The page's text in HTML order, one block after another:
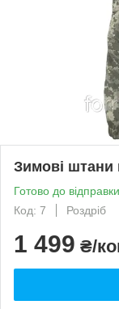
Зимові штани
Готово до відправки
Код: 7
Роздріб
1 499 ₴/